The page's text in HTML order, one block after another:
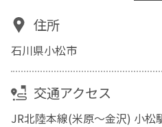
住所
石川県小松市
交通アクセス
JR北陸本線(米原～金沢) 小松